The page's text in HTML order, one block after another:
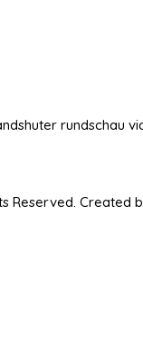
rundschau
Reserved. Created